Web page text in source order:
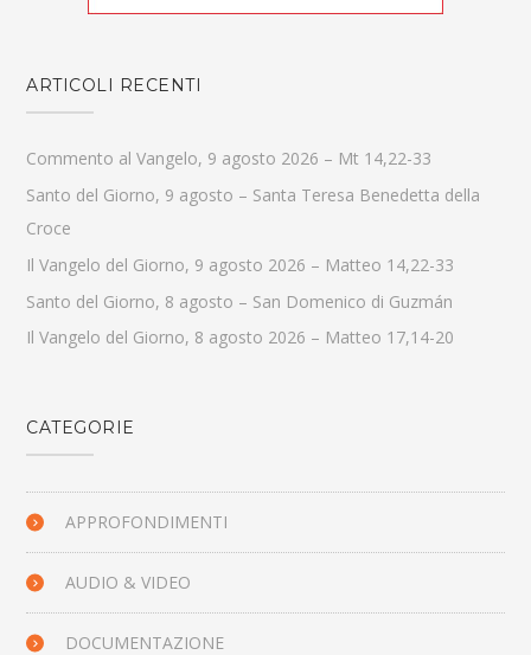
ARTICOLI RECENTI
Commento al Vangelo, 9 agosto 2026 – Mt 14,22-33
Santo del Giorno, 9 agosto – Santa Teresa Benedetta della
Croce
Il Vangelo del Giorno, 9 agosto 2026 – Matteo 14,22-33
Santo del Giorno, 8 agosto – San Domenico di Guzmán
Il Vangelo del Giorno, 8 agosto 2026 – Matteo 17,14-20
CATEGORIE
APPROFONDIMENTI
AUDIO & VIDEO
DOCUMENTAZIONE